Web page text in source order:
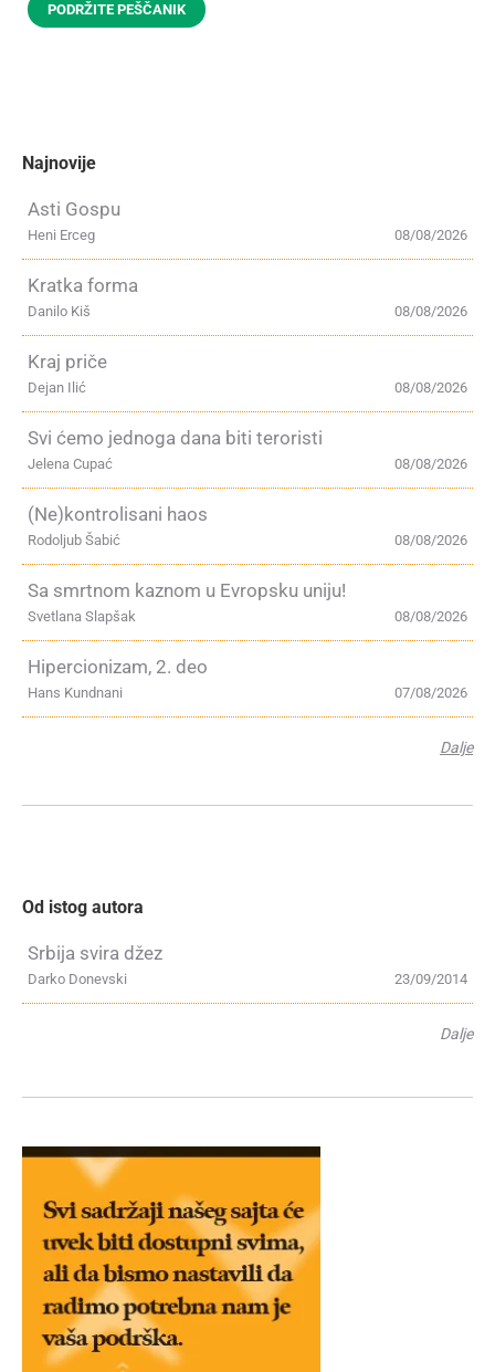
PODRŽITE PEŠČANIK
Najnovije
Asti Gospu
08/08/2026
Heni Erceg
Kratka forma
08/08/2026
Danilo Kiš
Kraj priče
08/08/2026
Dejan Ilić
Svi ćemo jednoga dana biti teroristi
08/08/2026
Jelena Cupać
(Ne)kontrolisani haos
08/08/2026
Rodoljub Šabić
Sa smrtnom kaznom u Evropsku uniju!
08/08/2026
Svetlana Slapšak
Hipercionizam, 2. deo
07/08/2026
Hans Kundnani
Dalje
Od istog autora
Srbija svira džez
23/09/2014
Darko Donevski
Dalje